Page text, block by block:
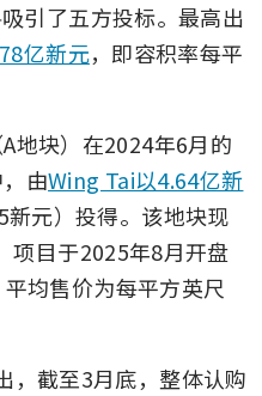
引了五方投标。最高出
亿新元，即容积率每平
地块）在2024年6月的
由Wing Tai以4.64亿新
新元）投得。该地块现
项目于2025年8月开盘
平均售价为每平方英尺
，截至3月底，整体认购